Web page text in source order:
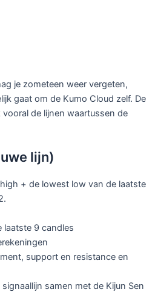
je zometeen weer vergeten,
gaat om de Kumo Cloud zelf. De
vooral de lijnen waartussen de
lijn)
+ de lowest low van de laatste
laatste 9 candles
support en resistance en
samen met de Kijun Sen